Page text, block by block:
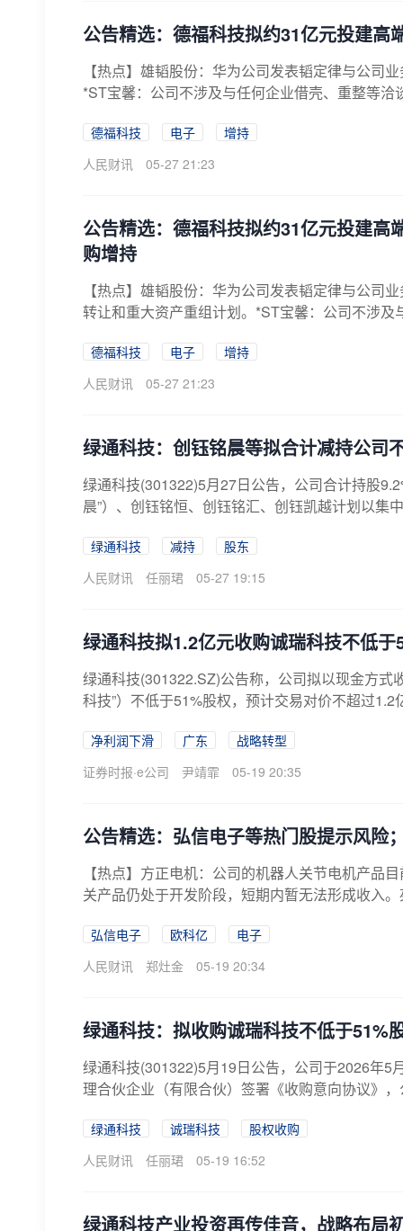
公告精选：德福科技拟约31亿元投建
【热点】雄韬股份：华为公司发表韬定律与公司
*ST宝馨：公司不涉及与任何企业借壳、重整等
德福科技 电子
增持
人民财讯
05-27 21:23
公告精选：德福科技拟约31亿元投建
购增持
【热点】雄韬股份：华为公司发表韬定律与公司
转让和重大资产重组计划。*ST宝馨：公司不涉
德福科技 电子
增持
人民财讯
05-27 21:23
绿通科技：创钰铭晨等拟合计减持公司
绿通科技(301322)5月27日公告，公司合计持股
晨”）、创钰铭恒、创钰铭汇、创钰凯越计划以集
绿通科技 减持
股东
人民财讯
任丽珺 05-27 19:15
绿通科技拟1.2亿元收购诚瑞科技不低于
绿通科技(301322.SZ)公告称，公司拟以现金方式
科技”）不低于51%股权，预计交易对价不超过
净利润下滑 广东
战略转型
证券时报·e公司
尹靖霏 05-19 20:35
公告精选：弘信电子等热门股提示风险
【热点】方正电机：公司的机器人关节电机产品
关产品仍处于开发阶段，短期内暂无法形成收入
弘信电子 欧科亿
电子
人民财讯
郑灶金 05-19 20:34
绿通科技：拟收购诚瑞科技不低于51%
绿通科技(301322)5月19日公告，公司于2026年5
理合伙企业（有限合伙）签署《收购意向协议》
绿通科技 诚瑞科技
股权收购
人民财讯
任丽珺 05-19 16:52
绿通科技产业投资再传佳音，战略布局